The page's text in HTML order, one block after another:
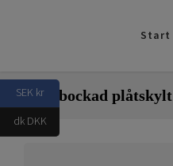
Start
Kantbockad plåtskylt
SEK kr
dk DKK